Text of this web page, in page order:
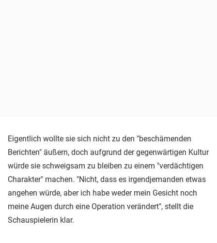
Eigentlich wollte sie sich nicht zu den "beschämenden
Berichten" äußern, doch aufgrund der gegenwärtigen Kultur
würde sie schweigsam zu bleiben zu einem "verdächtigen
Charakter" machen. "Nicht, dass es irgendjemanden etwas
angehen würde, aber ich habe weder mein Gesicht noch
meine Augen durch eine Operation verändert", stellt die
Schauspielerin klar.